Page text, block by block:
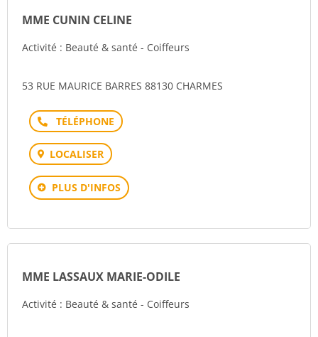
MME CUNIN CELINE
Activité : Beauté & santé - Coiffeurs
53 RUE MAURICE BARRES 88130 CHARMES
Téléphone
LOCALISER
PLUS D'INFOS
MME LASSAUX MARIE-ODILE
Activité : Beauté & santé - Coiffeurs